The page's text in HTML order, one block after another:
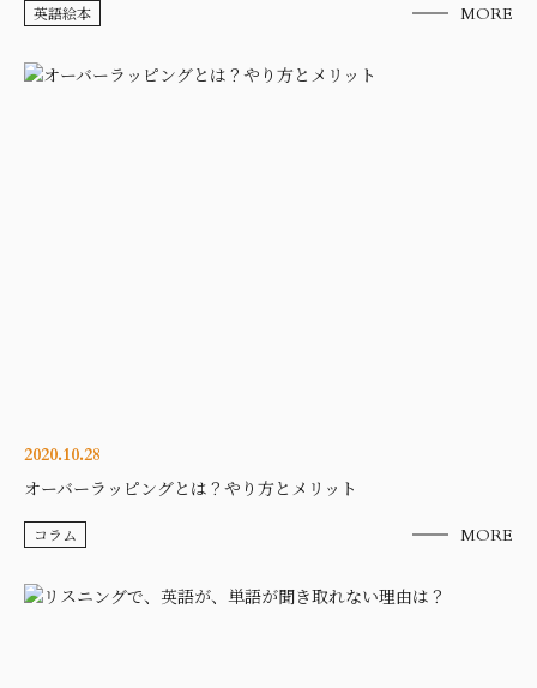
英語絵本 MORE
2020.10.28
オーバーラッピングとは？やり方とメリット
コラム MORE